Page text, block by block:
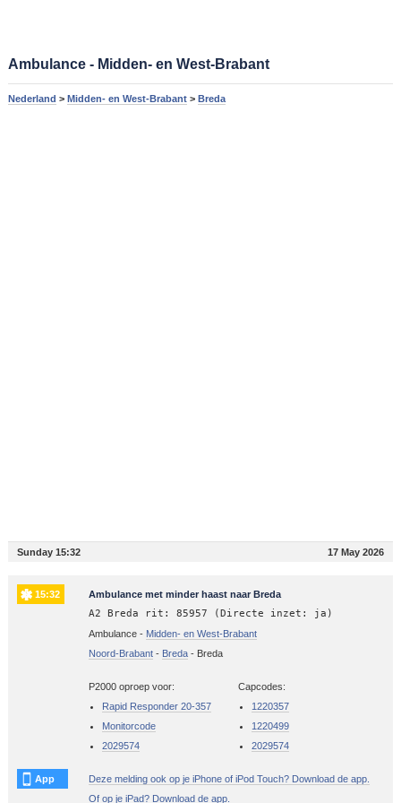
Ambulance - Midden- en West-Brabant
Nederland > Midden- en West-Brabant> Breda
Sunday 15:32 17 May 2026
15:32 Ambulance met minder haast naar Breda
A2 Breda rit: 85957 (Directe inzet: ja)
Ambulance - Midden- en West-Brabant
Noord-Brabant- Breda- Breda
P2000 oproep voor:
Rapid Responder 20-357
Monitorcode
2029574
Capcodes:
1220357
1220499
2029574
App
Deze melding ook op je iPhone of iPod Touch? Download de app.
Of op je iPad? Download de app.